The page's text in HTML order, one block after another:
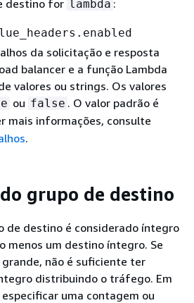
destino for lambda :
da solicitação e resposta
balancer e a função Lambda
valores ou strings. Os valores
ou false . O valor padrão é
mais informações, consulte
.
grupo de destino
de destino é considerado íntegro
menos um destino íntegro. Se
não é suficiente ter
distribuindo o tráfego. Em
uma contagem ou